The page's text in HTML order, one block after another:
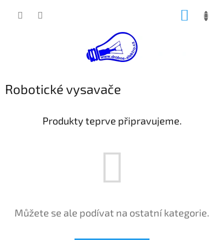
Robotické vysavače
Produkty teprve připravujeme.
Můžete se ale podívat na ostatní kategorie.